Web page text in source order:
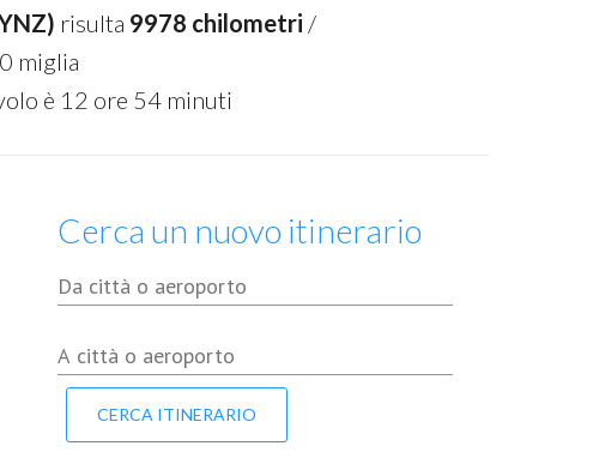
risulta 9978 chilometri /
miglia
è 12 ore 54 minuti
Cerca un nuovo itinerario